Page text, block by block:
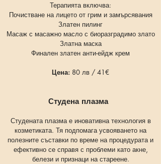
Терапията включва:
Почистване на лицето от грим и замърсявания
Златен пилинг
Масаж с масажно масло с биоразградимо злато
Златна маска
Финален златен анти-ейдж крем
Цена: 80 лв / 41€
Студена плазма
Студената плазма е иновативна технология в
козметиката. Тя подпомага усвояването на
полезните съставки по време на процедурата и
ефективно се справя с проблеми като акне,
белези и признаци на стареене.